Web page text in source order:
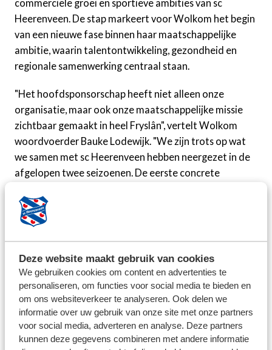
Deze website maakt gebruik van cookies
We gebruiken cookies om content en advertenties te
personaliseren, om functies voor social media te bieden en
om ons websiteverkeer te analyseren. Ook delen we
informatie over uw gebruik van onze site met onze partners
voor social media, adverteren en analyse. Deze partners
kunnen deze gegevens combineren met andere informatie
commerciële groei en sportieve ambities van sc
Heerenveen. De stap markeert voor Wolkom het begin
van een nieuwe fase binnen haar maatschappelijke
ambitie, waarin talentontwikkeling, gezondheid en
regionale samenwerking centraal staan.
"Het hoofdsponsorschap heeft niet alleen onze
organisatie, maar ook onze maatschappelijke missie
zichtbaar gemaakt in heel Fryslân", vertelt Wolkom
woordvoerder Bauke Lodewijk. "We zijn trots op wat
we samen met sc Heerenveen hebben neergezet in de
afgelopen twee seizoenen. De eerste concrete
steeds duidelijker zichtbaar. Dit voelt als een logisch
moment om de volgende stap te zetten. Wij blijven
die past bij hun volgende groeifase."
sc Heerenveen spreekt haar waardering uit voor de
samenwerking in de afgelopen twee seizoenen.
Commercieel manager Martin Koopman: "Dankzij de
samenwerking met Wolkom hebben we commercieel